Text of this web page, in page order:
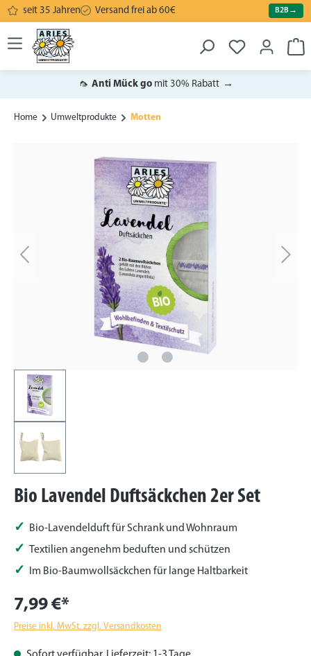
springen
seit 35 Jahren Versand frei ab 60€ B2B→
🦟 Anti Mück go mit 30% Rabatt →
Home Umweltprodukte Motten
Bio Lavendel Duftsäckchen 2er Set
Bio-Lavendelduft für Schrank und Wohnraum
Textilien angenehm beduften und schützen
Im Bio-Baumwollsäckchen für lange Haltbarkeit
7,99 €*
Preise inkl. MwSt. zzgl. Versandkosten